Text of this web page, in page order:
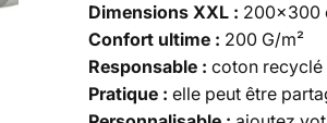
Dimensions XXL : 200x300
Confort ultime : 200G/m²
Responsable : coton recyclé
Pratique : elle peut être